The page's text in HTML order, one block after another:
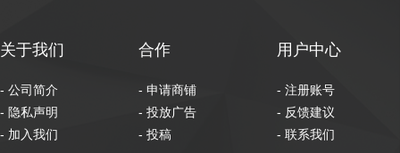
关于我们
- 公司简介
- 隐私声明
- 加入我们
合作
- 申请商铺
- 投放广告
- 投稿
用户中心
- 注册账号
- 反馈建议
- 联系我们